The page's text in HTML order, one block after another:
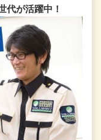
代が活躍中！